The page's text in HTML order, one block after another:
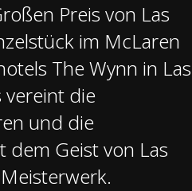
Preis von Las
im McLaren
The Wynn in Las
vereint die
und die
dem Geist von Las